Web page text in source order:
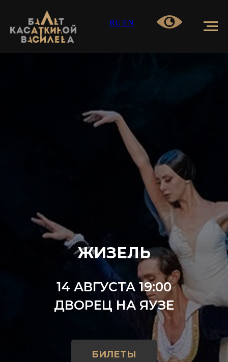
RU EN
ЖИЗЕЛЬ
14 АВГУСТА 19:00
ДВОРЕЦ НА ЯУЗЕ
БИЛЕТЫ